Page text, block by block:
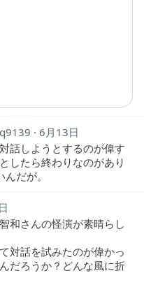
6月13日
話しようとするのが偉す
したら終わりなのがあり
だが。
和さんの怪演が素晴らし
対話を試みたのが偉かっ
だろうか？どんな風に折